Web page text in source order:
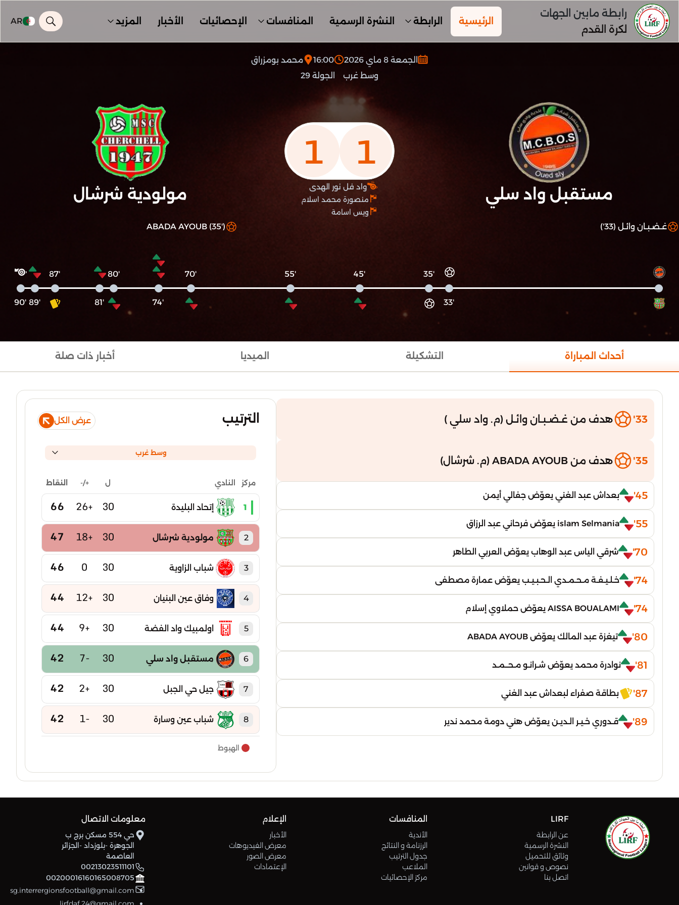
رابطة مابين الجهات
لكرة القدم
الرئيسية الرابطة النشرة الرسمية المنافسات الإحصائيات الأخبار المزيد AR
الجمعة 8 ماي 2026 16:00
محمد بومزراق
وسط غرب
الجولة 29
مستقبل واد سلي
1
1
واد فل نور الهدى
منصورة محمد اسلام
ويس اسامة
مولودية شرشال
غـضـبـان وائـل (33') ABADA AYOUB (35')
'33
'35
'45
'55
'70
'74
'80
'81
'87
'89
'90
أحداث المباراة التشكيلة الميديا أخبار ذات صلة
33' هدف من غـضـبـان وائـل (م. واد سلي )
35' هدف من ABADA AYOUB (م. شرشال)
45' بعداش عبد الغني يعوّض جفالي أيمن
55' islam Selmania يعوّض فرحاني عبد الرزاق
70' شرقي الياس عبد الوهاب يعوّض العربي الطاهر
74' خـلـيـفـة مـحـمـدي الـحـبـيـب يعوّض عمارة مصطفى
74' AISSA BOUALAMI يعوّض حملاوي إسلام
80' تيغزة عبد المالك يعوّض ABADA AYOUB
81' نوادرة محمد يعوّض شـرانـو مـحــمـد
87' بطاقة صفراء لبعداش عبد الغني
89' قـدوري خـيـر الـديـن يعوّض هني دومة محمد ندير
الترتيب عرض الكل
وسط غرب
مركز النادي ل +/- النقاط
1 إتحاد البليدة 30
+26
66
2 مولودية شرشال 30
+18
47
3 شباب الزاوية 30
0
46
4 وفاق عين البنيان 30
+12
44
5 اولمبيك واد الفضة 30
+9
44
6 مستقبل واد سلي 30
-7
42
7 جيل حي الجبل 30
+2
42
8 شباب عين وسارة 30
-1
42
9
10 أكاديمية المدية 30
-5
41
صفاء خميس مليانة 30
-11
30
+2
رائد امل عين الدفلى 30
-5
38
الهبوط
LIRF
عن الرابطة
النشرة الرسمية
وثائق للتحميل
نصوص و قوانين
اتصل بنا
المنافسات
الأندية
الرزنامة و النتائج
جدول الترتيب
الملاعب
مركز الإحصائيات
الإعلام
الأخبار
معرض الفيديوهات
معرض الصور
الإعتمادات
معلومات الاتصال
حي 554 مسكن برج ب
الجوهرة -بلوزداد -الجزائر
العاصمة
00213023511101
00200016160165008705
sg.interrergionsfootball@gmail.com